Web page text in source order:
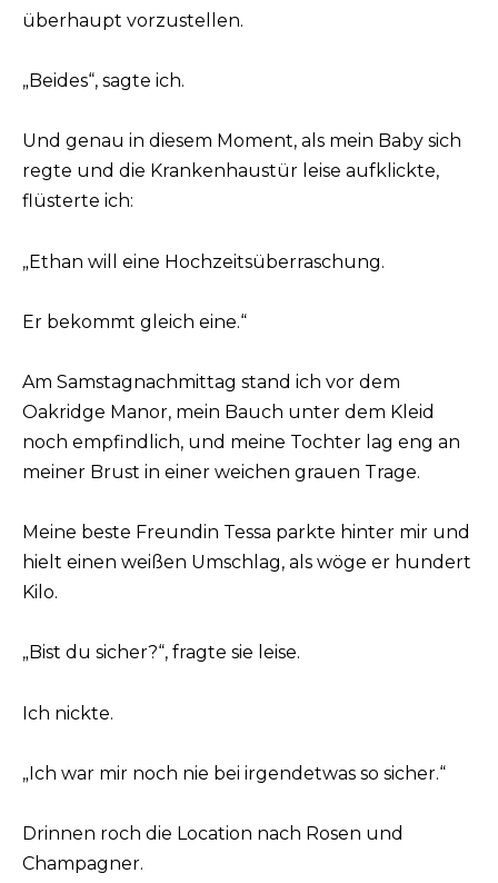
überhaupt vorzustellen.
„Beides“, sagte ich.
Und genau in diesem Moment, als mein Baby sich
regte und die Krankenhaustür leise aufklickte,
flüsterte ich:
„Ethan will eine Hochzeitsüberraschung.
Er bekommt gleich eine.“
Am Samstagnachmittag stand ich vor dem
Oakridge Manor, mein Bauch unter dem Kleid
noch empfindlich, und meine Tochter lag eng an
meiner Brust in einer weichen grauen Trage.
Meine beste Freundin Tessa parkte hinter mir und
hielt einen weißen Umschlag, als wöge er hundert
Kilo.
„Bist du sicher?“, fragte sie leise.
Ich nickte.
„Ich war mir noch nie bei irgendetwas so sicher.“
Drinnen roch die Location nach Rosen und
Champagner.